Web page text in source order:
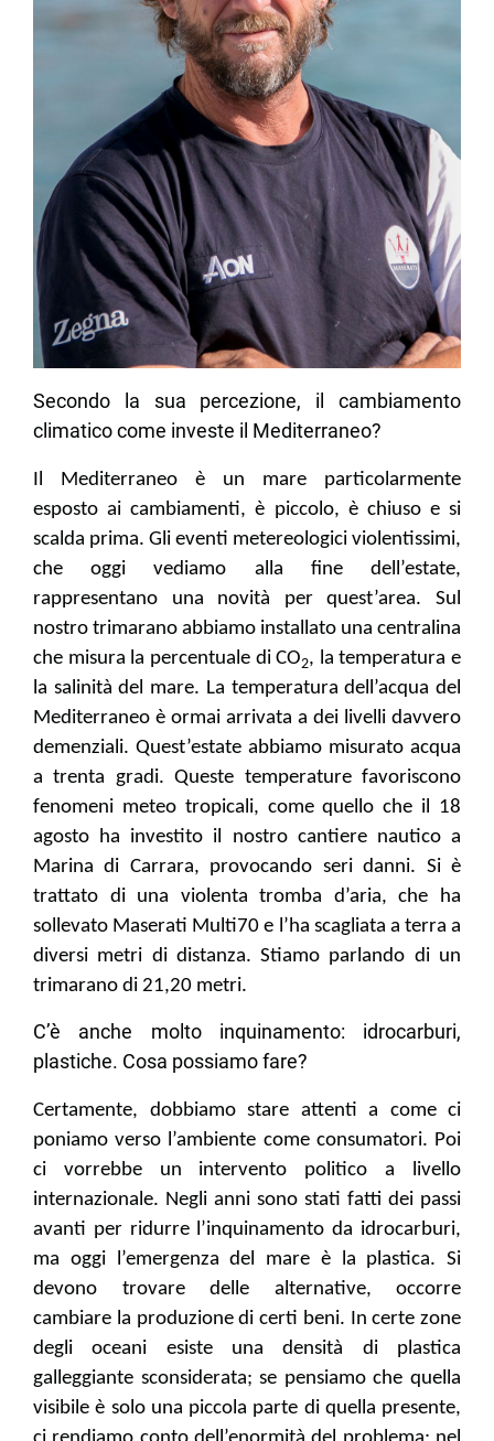
Secondo la sua percezione, il cambiamento
climatico come investe il Mediterraneo?
Il Mediterraneo è un mare particolarmente
esposto ai cambiamenti, è piccolo, è chiuso e si
scalda prima. Gli eventi metereologici violentissimi,
che oggi vediamo alla fine dell’estate,
rappresentano una novità per quest’area. Sul
nostro trimarano abbiamo installato una centralina
che misura la percentuale di CO2, la temperatura e
la salinità del mare. La temperatura dell’acqua del
Mediterraneo è ormai arrivata a dei livelli davvero
demenziali. Quest’estate abbiamo misurato acqua
a trenta gradi. Queste temperature favoriscono
fenomeni meteo tropicali, come quello che il 18
agosto ha investito il nostro cantiere nautico a
Marina di Carrara, provocando seri danni. Si è
trattato di una violenta tromba d’aria, che ha
sollevato Maserati Multi70 e l’ha scagliata a terra a
diversi metri di distanza. Stiamo parlando di un
trimarano di 21,20 metri.
C’è anche molto inquinamento: idrocarburi,
plastiche. Cosa possiamo fare?
Certamente, dobbiamo stare attenti a come ci
poniamo verso l’ambiente come consumatori. Poi
ci vorrebbe un intervento politico a livello
internazionale. Negli anni sono stati fatti dei passi
avanti per ridurre l’inquinamento da idrocarburi,
ma oggi l’emergenza del mare è la plastica. Si
devono trovare delle alternative, occorre
cambiare la produzione di certi beni. In certe zone
degli oceani esiste una densità di plastica
galleggiante sconsiderata; se pensiamo che quella
visibile è solo una piccola parte di quella presente,